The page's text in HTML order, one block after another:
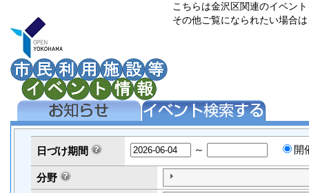
こちらは金沢区関連のイベン
その他ご覧になられたい場合
日づけ期間 ～ 開
分野